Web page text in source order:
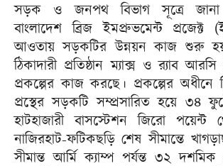
সড়ক ও জনপথ বিভাগ সূত্রে জানা
বাংলাদেশ ব্রিজ ইমপ্রুভমেন্ট প্রজেক্ট
আওতায় সড়কটির উন্নয়ন কাজ শুরু
ঠিকাদারী প্রতিষ্ঠান ম্যাক্স ও র‌্যাব
প্রকল্পের কাজ করছে। প্রকল্পের অধীনে
প্রস্থের সড়কটি সম্প্রসারিত হয়ে ৩৪
হাটহাজারী বাসস্টেশন জিরো
নাজিরহাট-ফটিকছড়ি শেষ সীমান্তে
সীমান্ত আর্মি ক্যাম্প পর্যন্ত ৩২